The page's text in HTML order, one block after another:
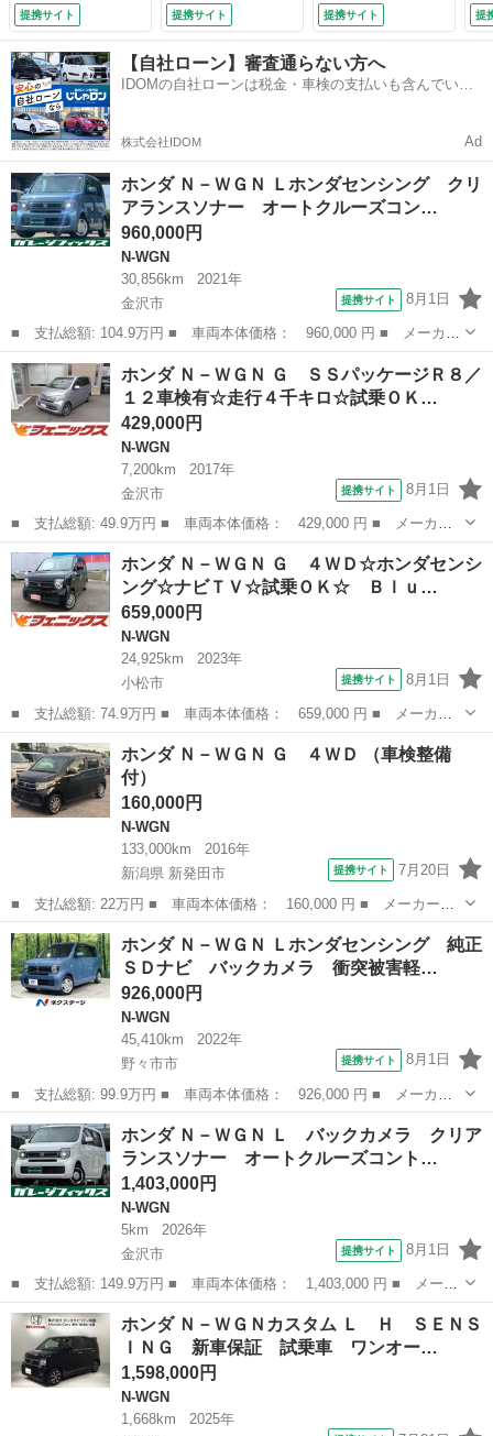
被害軽減システム
スマートキー ＣＶ
Ｔ 盗難防止システ
ム ＡＢＳ ＥＳ
Ｃ 衝突安全ボデ
ィ エアコン パワ
ーステアリング
（車検整備付）
提携サイト
☆ＣＴＢＡ☆フルセ
グＴＶ☆ＢＬＵＥＴ
ＯＯＴＨ☆バックカ
メラ☆ＥＴＣ☆ベン
チシート☆社外アル
プッシュスタート☆
電格ミラー☆ （検
8.12）
提携サイト
プッシュスタート☆
アイドリングストッ
プ☆前席シートヒー
ター☆オートブレー
キホールド☆パーキ
ンシング☆ナビＴＶ
（検10.5）
提携サイト 提
【自社ローン】審査通らない方へ
IDOMの自社ローンは税金・車検の支払いも含んでいる
株式会社IDOM Ad
ホンダ Ｎ－ＷＧＮ Ｌホンダセンシング クリ
アランスソナー オートクルーズコン…
960,000円
N-WGN
30,856km
2021年
金沢市
提携サイト 8月1日
■ 支払総額: 104.9万円 ■ 車両本体価格： 960,000 円 ■ メーカー
名： ホンダ ■ 車種名： Ｎ－ＷＧＮ ■ グレード名： Ｌホンダ
センシング クリアランスソナー オートクルーズコントロール レ
ーンアシス...
石川 金沢市 N-WGN
ホンダ Ｎ－ＷＧＮ Ｇ ＳＳパッケージＲ８／
１２車検有☆走行４千キロ☆試乗ＯＫ…
429,000円
N-WGN
7,200km
2017年
金沢市
提携サイト 8月1日
■ 支払総額: 49.9万円 ■ 車両本体価格： 429,000 円 ■ メーカー
名： ホンダ ■ 車種名： Ｎ－ＷＧＮ ■ グレード名： Ｇ ＳＳ
パッケージＲ８／１２車検有☆走行４千キロ☆試乗ＯＫ Ｒ８／１２
車検有☆走行...
石川 金沢市 N-WGN
ホンダ Ｎ－ＷＧＮ Ｇ ４ＷＤ☆ホンダセンシ
ング☆ナビＴＶ☆試乗ＯＫ☆ Ｂｌｕ…
659,000円
N-WGN
24,925km
2023年
小松市
提携サイト 8月1日
■ 支払総額: 74.9万円 ■ 車両本体価格： 659,000 円 ■ メーカー
名： ホンダ ■ 車種名： Ｎ－ＷＧＮ ■ グレード名： Ｇ ４Ｗ
Ｄ☆ホンダセンシング☆ナビＴＶ☆試乗ＯＫ☆ Ｂｌｕｅｔｏｏｔｈ
☆スマートキ...
石川 小松市 N-WGN
ホンダ Ｎ－ＷＧＮ Ｇ ４ＷＤ （車検整備
付）
160,000円
N-WGN
133,000km
2016年
新潟県 新発田市
提携サイト 7月20日
■ 支払総額: 22万円 ■ 車両本体価格： 160,000 円 ■ メーカー
名： ホンダ ■ 車種名： Ｎ－ＷＧＮ ■ グレード名： Ｇ ４Ｗ
Ｄ ■ 排気量： 660cc ■ ドア枚数： 5D ■ ミッション： CVT ...
新潟 新発田市 N-WGN
ホンダ Ｎ－ＷＧＮ Ｌホンダセンシング 純正
ＳＤナビ バックカメラ 衝突被害軽…
926,000円
N-WGN
45,410km
2022年
野々市市
提携サイト 8月1日
■ 支払総額: 99.9万円 ■ 車両本体価格： 926,000 円 ■ メーカー
名： ホンダ ■ 車種名： Ｎ－ＷＧＮ ■ グレード名： Ｌホンダ
センシング 純正ＳＤナビ バックカメラ 衝突被害軽減システム
レーダークル...
石川 野々市市 N-WGN
ホンダ Ｎ－ＷＧＮ Ｌ バックカメラ クリア
ランスソナー オートクルーズコント…
1,403,000円
N-WGN
5km
2026年
金沢市
提携サイト 8月1日
■ 支払総額: 149.9万円 ■ 車両本体価格： 1,403,000 円 ■ メーカ
ー名： ホンダ ■ 車種名： Ｎ－ＷＧＮ ■ グレード名： Ｌ バ
ックカメラ クリアランスソナー オートクルーズコントロール レ
ーンアシ...
石川 金沢市 N-WGN
ホンダ Ｎ－ＷＧＮカスタム Ｌ Ｈ ＳＥＮＳ
ＩＮＧ 新車保証 試乗車 ワンオー…
1,598,000円
N-WGN
1,668km
2025年